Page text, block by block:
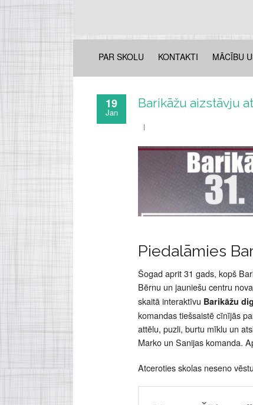
PAR SKOLU KONTAKTI MĀCĪBU
19
Jan
Barikāžu aizstāvju
Piedalāmies
Šogad aprit 31 gads, kopš
Bērnu un jauniešu centru
skaitā interaktīvu Barikāžu
komandas tiešsaistē cīnījās
attēlu, puzli, burtu mīklu un
Marko un Sanijas komanda.
Atceroties skolas neseno